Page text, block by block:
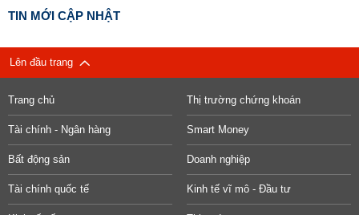
TIN MỚI CẬP NHẬT
Lên đầu trang
Trang chủ Thị trường chứng khoán
Tài chính - Ngân hàng Smart Money
Bất động sản Doanh nghiệp
Tài chính quốc tế Kinh tế vĩ mô - Đầu tư